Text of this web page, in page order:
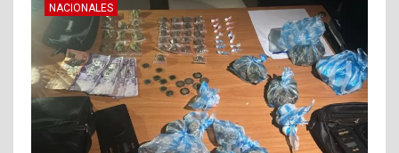
NACIONALES